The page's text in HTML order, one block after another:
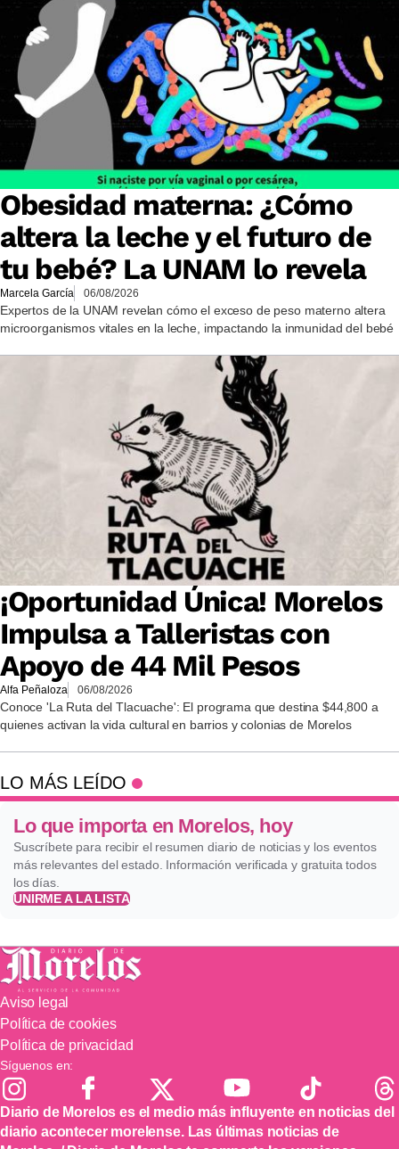
Obesidad materna: ¿Cómo
altera la leche y el futuro de
tu bebé? La UNAM lo revela
Marcela García 06/08/2026
Expertos de la UNAM revelan cómo el exceso de peso materno altera
microorganismos vitales en la leche, impactando la inmunidad del bebé
¡Oportunidad Única! Morelos
Impulsa a Talleristas con
Apoyo de 44 Mil Pesos
Alfa Peñaloza 06/08/2026
Conoce 'La Ruta del Tlacuache': El programa que destina $44,800 a
quienes activan la vida cultural en barrios y colonias de Morelos
LO MÁS LEÍDO
Lo que importa en Morelos, hoy
Suscríbete para recibir el resumen diario de noticias y los eventos
más relevantes del estado. Información verificada y gratuita todos
los días.
UNIRME A LA LISTA
Aviso legal
Política de cookies
Política de privacidad
Síguenos en:
Diario de Morelos es el medio más influyente en noticias del
diario acontecer morelense. Las últimas noticias de